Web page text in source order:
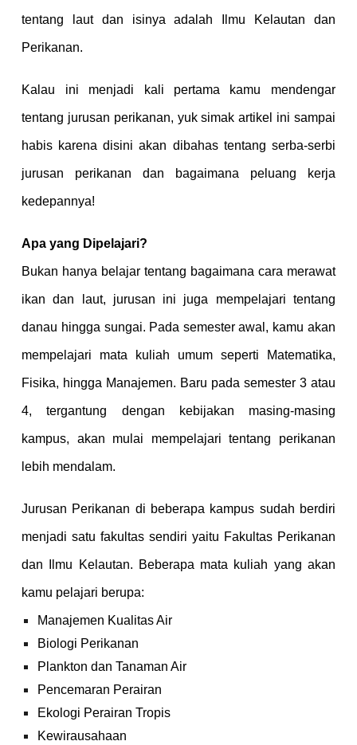
tentang laut dan isinya adalah Ilmu Kelautan dan
Perikanan.
Kalau ini menjadi kali pertama kamu mendengar
tentang jurusan perikanan, yuk simak artikel ini sampai
habis karena disini akan dibahas tentang serba-serbi
jurusan perikanan dan bagaimana peluang kerja
kedepannya!
Apa yang Dipelajari?
Bukan hanya belajar tentang bagaimana cara merawat
ikan dan laut, jurusan ini juga mempelajari tentang
danau hingga sungai. Pada semester awal, kamu akan
mempelajari mata kuliah umum seperti Matematika,
Fisika, hingga Manajemen. Baru pada semester 3 atau
4, tergantung dengan kebijakan masing-masing
kampus, akan mulai mempelajari tentang perikanan
lebih mendalam.
Jurusan Perikanan di beberapa kampus sudah berdiri
menjadi satu fakultas sendiri yaitu Fakultas Perikanan
dan Ilmu Kelautan. Beberapa mata kuliah yang akan
kamu pelajari berupa:
Manajemen Kualitas Air
Biologi Perikanan
Plankton dan Tanaman Air
Pencemaran Perairan
Ekologi Perairan Tropis
Kewirausahaan